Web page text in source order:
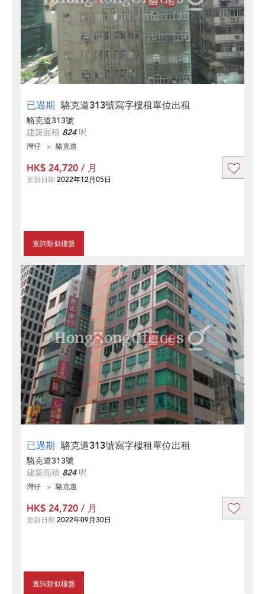
已過期 駱克道313號寫字樓租單位出租
駱克道313號
建築面積 824呎
灣仔 駱克道
查詢類似樓盤
HK$ 24,720 / 月
更新日期 2022年12月05日
已過期 駱克道313號寫字樓租單位出租
駱克道313號
建築面積 824呎
灣仔 駱克道
查詢類似樓盤
HK$ 24,720 / 月
更新日期 2022年09月30日